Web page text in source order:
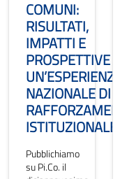
COMUNI:
RISULTATI,
IMPATTI E
PROSPETTIVE DI
UN’ESPERIENZA
NAZIONALE DI
ISTITUZIONALE
Pubblichiamo
su Pi.Co. il